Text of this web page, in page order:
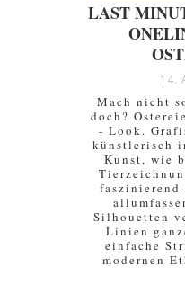
LAST
14.
Mach nicht
doch?
- Look.
künstlerisch
Kunst, wie
faszinierend
Silhouetten
Linien
einfache
modernen